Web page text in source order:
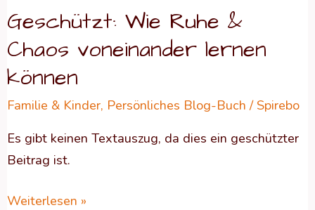
Geschützt: Wie Ruhe &
Chaos voneinander lernen
können
Familie & Kinder, Persönliches Blog-Buch / Spirebo
Es gibt keinen Textauszug, da dies ein geschützter
Beitrag ist.
können
Weiterlesen »